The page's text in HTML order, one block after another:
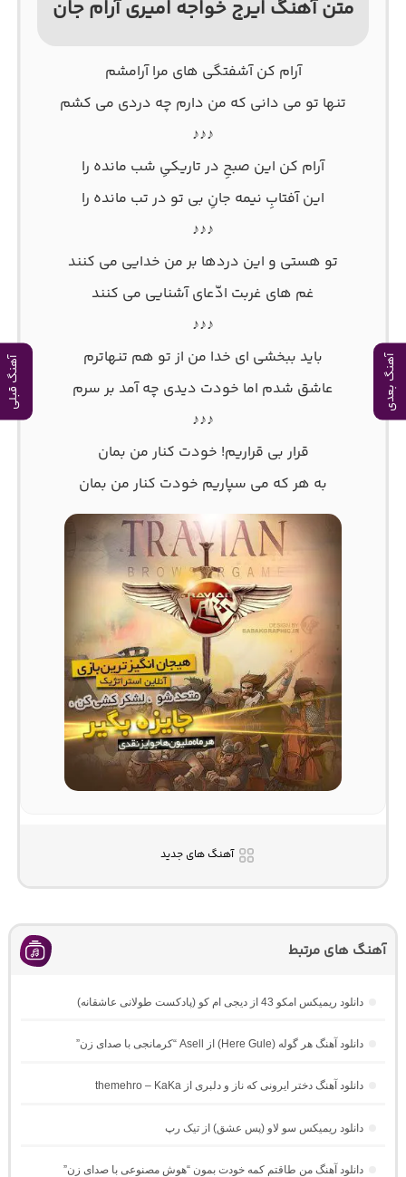
آهنگ بعدی آهنگ قبلی
متن آهنگ ایرج خواجه امیری آرام جان
آرام کن آشفتگی های مرا آرامشم
تنها تو می دانی که من دارم چه دردی می کشم
♪♪♪
آرام کن این صبحِ در تاریکیِ شب مانده را
این آفتابِ نیمه جانِ بی تو در تب مانده را
♪♪♪
تو هستی و این دردها بر من خدایی می کنند
غم های غربت ادّعای آشنایی می کنند
♪♪♪
باید ببخشی ای خدا من از تو هم تنهاترم
عاشق شدم اما خودت دیدی چه آمد بر سرم
♪♪♪
قرار بی قراریم! خودت کنار من بمان
به هر که می سپاریم خودت کنار من بمان
آهنگ های جدید
آهنگ های مرتبط
دانلود ریمیکس امکو 43 از دیجی ام کو (پادکست طولانی عاشقانه)
دانلود آهنگ هر گوله (Here Gule) از Asell “کرمانجی با صدای زن”
دانلود آهنگ دختر ایرونی که ناز و دلبری از themehro – KaKa
دانلود ریمیکس سو لاو (پس عشق) از تیک رپ
دانلود آهنگ من طاقتم کمه خودت بمون “هوش مصنوعی با صدای زن”